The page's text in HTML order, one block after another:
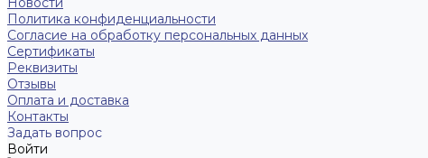
Политика конфиденциальности
Согласие на обработку персональных данных
Сертификаты
Реквизиты
Отзывы
Оплата и доставка
Контакты
Задать вопрос
Войти